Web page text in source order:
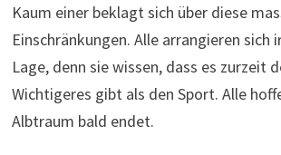
Kaum einer beklagt sich über diese
Einschränkungen. Alle arrangieren
Lage, denn sie wissen, dass es zurzeit
Wichtigeres gibt als den Sport. Alle
Albtraum bald endet.